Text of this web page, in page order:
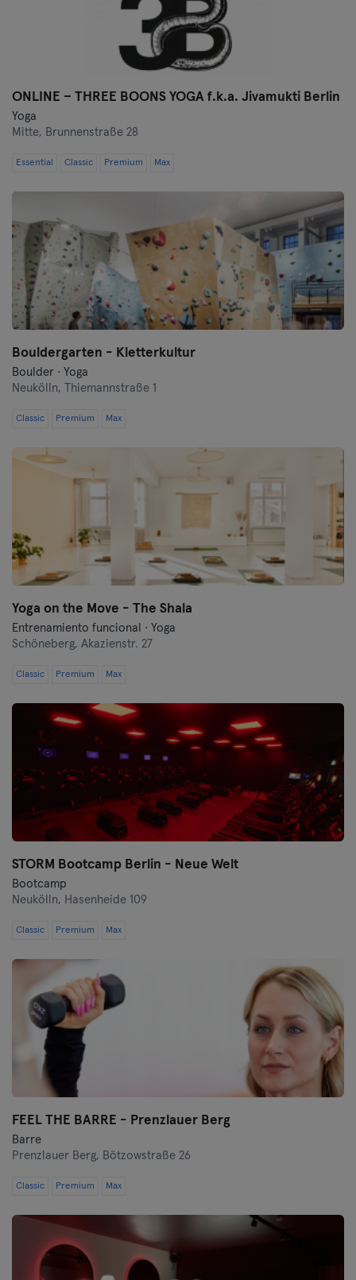
ONLINE – THREE BOONS YOGA f.k.a. Jivamukti Berlin
Yoga
Mitte, Brunnenstraße 28
Essential Classic Premium Max
Bouldergarten - Kletterkultur
Boulder · Yoga
Neukölln,
Thiemannstraße 1
Classic Premium Max
Yoga on the Move - The Shala
Entrenamiento funcional · Yoga
Schöneberg, Akazienstr. 27
Classic Premium Max
STORM Bootcamp Berlin - Neue Welt
Bootcamp
Neukölln, Hasenheide 109
Classic Premium Max
FEEL THE BARRE - Prenzlauer Berg
Barre
Prenzlauer Berg, Bötzowstraße 26
Classic Premium Max